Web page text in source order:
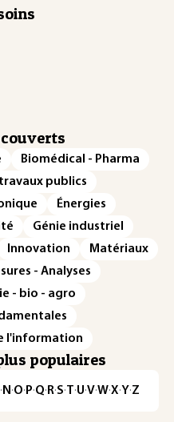
Biomédical - Pharma
publics
Énergies
Génie industriel
Innovation
Matériaux
- Analyses
- bio - agro
l'information
populaires
· N ·O· P·Q· R·S·T·U·V·W·X·Y·Z